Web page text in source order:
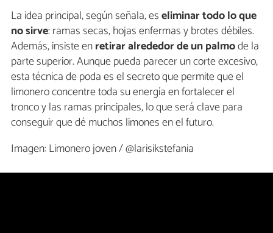
La idea principal, según señala, eseliminar todo lo que
no sirve: ramas secas, hojas enfermas y brotes débiles.
Además, insiste enretirar alrededor de un palmode la
parte superior. Aunque pueda parecer un corte excesivo,
esta técnica de poda es el secreto que permite que el
limonero concentre toda su energía en fortalecer el
tronco y las ramas principales, lo que será clave para
conseguir que dé muchos limones en el futuro.
Imagen: Limonero joven / @larisikstefania